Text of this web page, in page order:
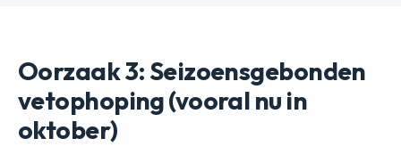
Oorzaak 3: Seizoensgebonden
vetophoping (vooral nu in
oktober)